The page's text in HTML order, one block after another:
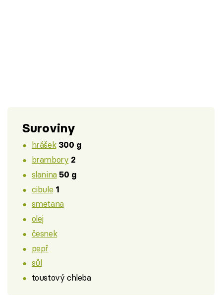
Suroviny
hrášek 300 g
brambory 2
slanina 50 g
cibule 1
smetana
olej
česnek
pepř
sůl
toustový chleba